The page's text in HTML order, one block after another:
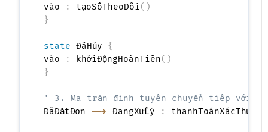
vào
: tạoSốTheoDõi( )
}
state ĐãHủy {
vào
: khởiĐộngHoànTiền( )
}
' 3. Ma trận định tuyến chuyển tiếp với
ĐãĐặtĐơn --> ĐangXửLý :